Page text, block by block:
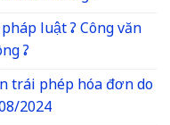
luật ? Công văn
?
trái phép hóa đơn do
2024